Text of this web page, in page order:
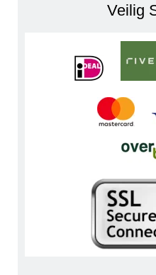
Veilig